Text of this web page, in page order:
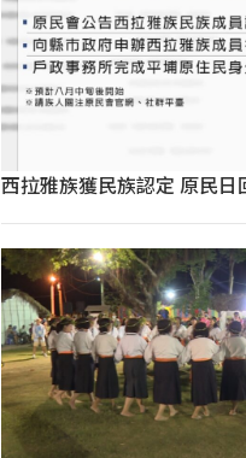
西拉雅族獲民族認定 原民日